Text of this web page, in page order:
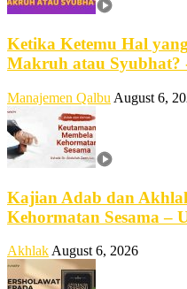
Ketika Ketemu Hal
Makruh atau Syubhat?
Manajemen Qalbu August 6,
Kajian Adab dan
Kehormatan Sesama –
Akhlak August 6, 2026